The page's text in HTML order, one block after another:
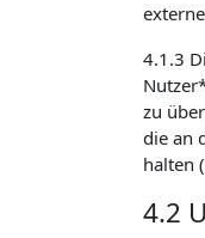
4.1.3
zu
die an
halten
4.2